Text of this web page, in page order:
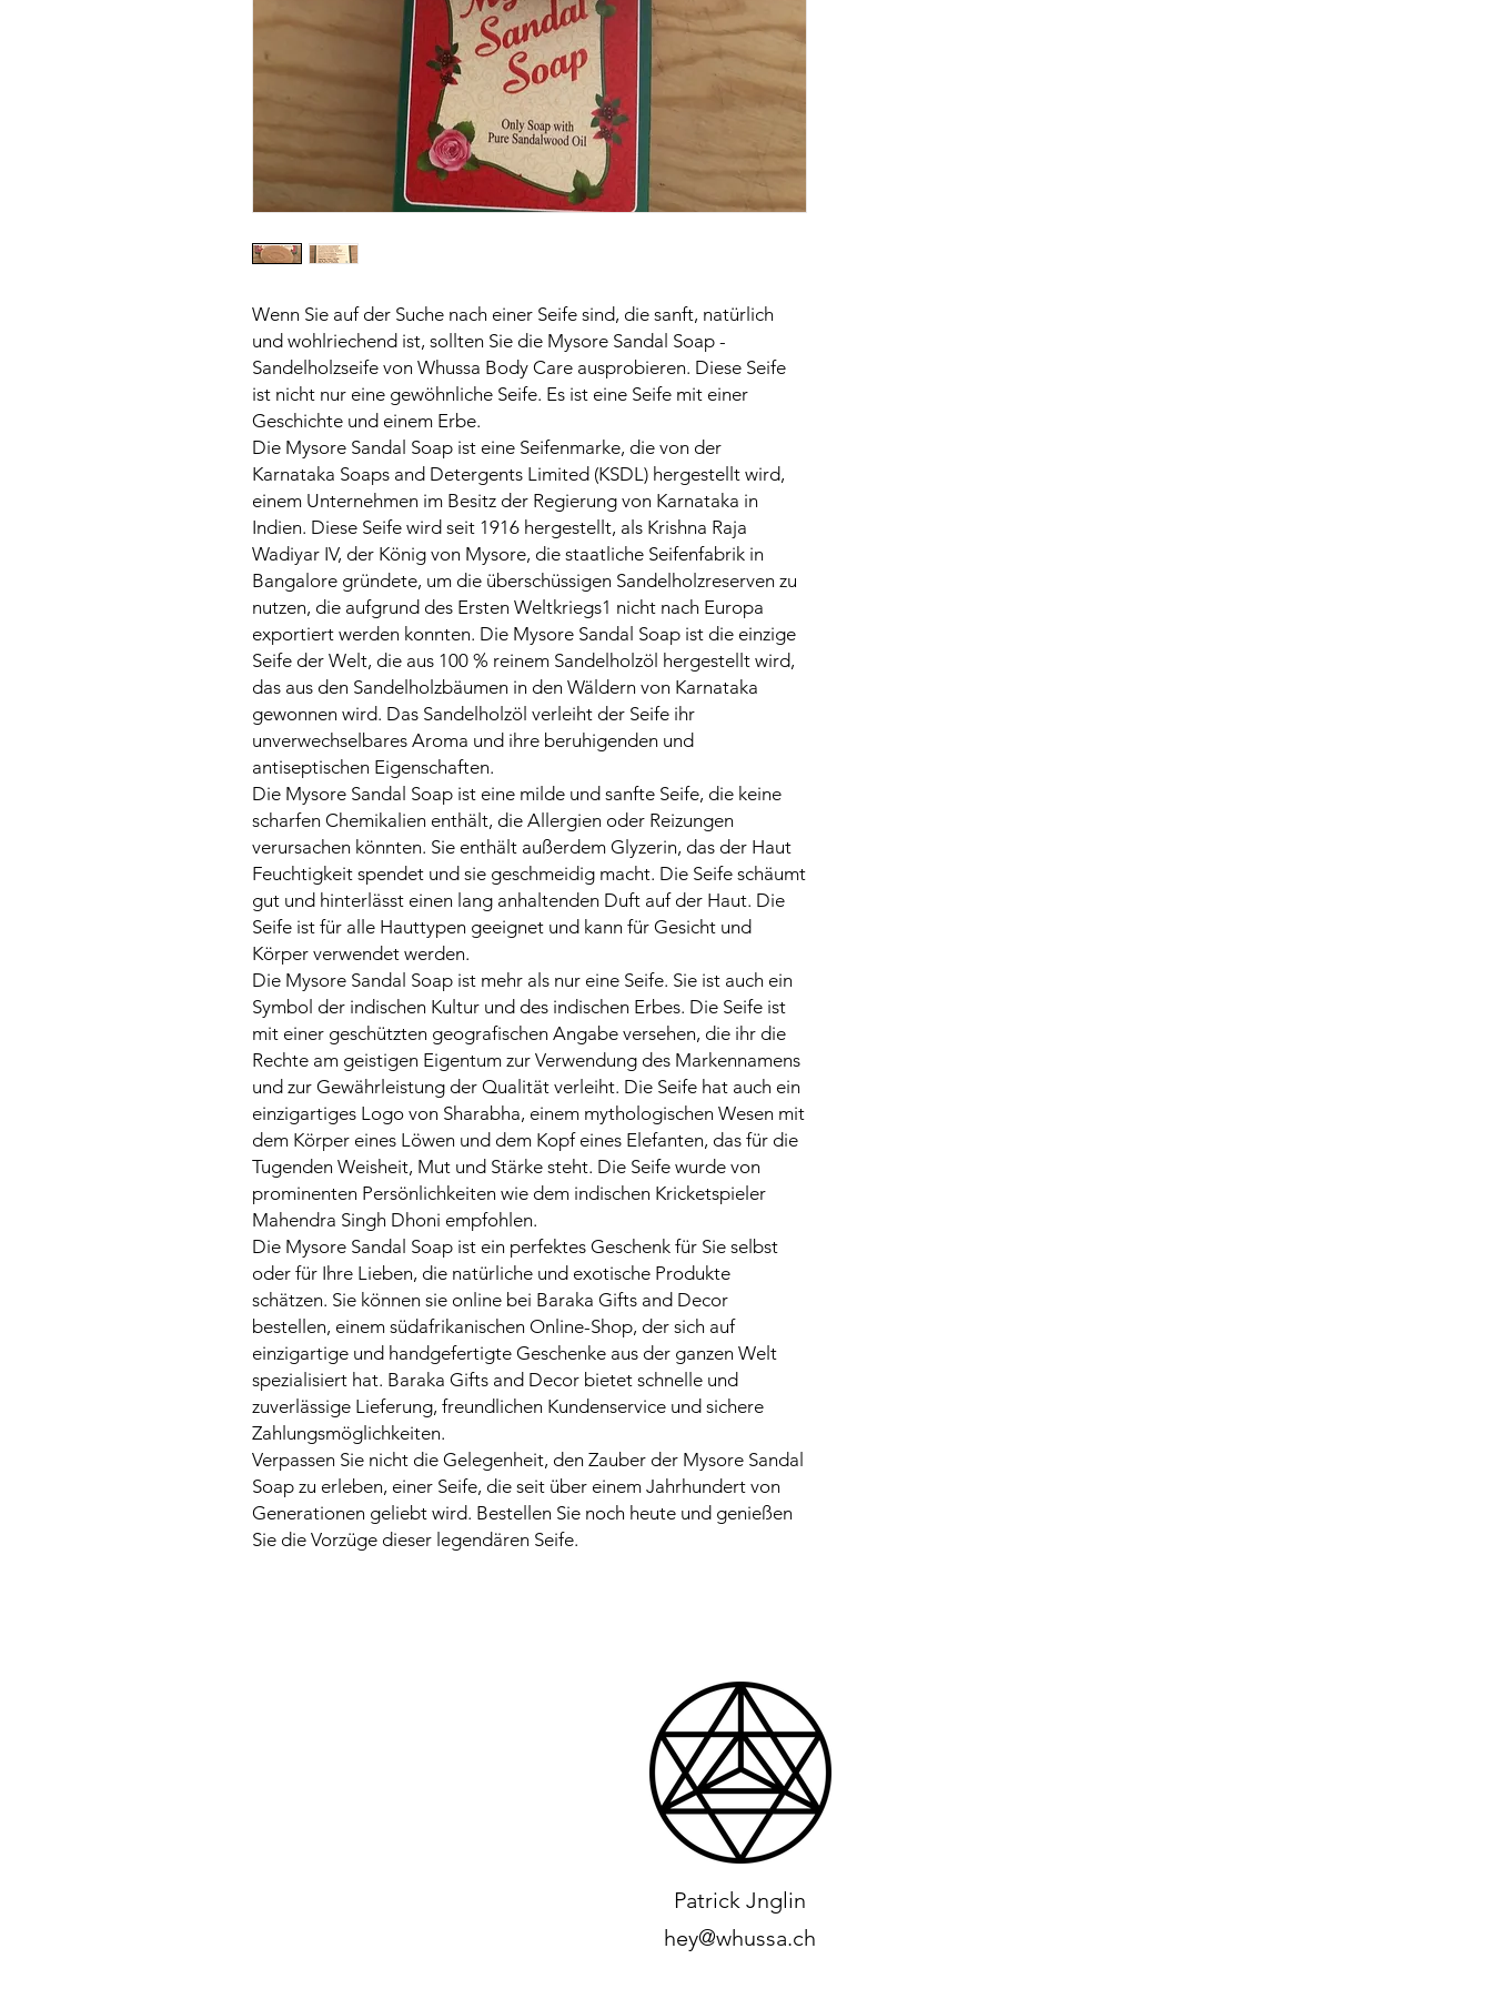
Wenn Sie auf der Suche nach einer Seife sind, die sanft, natürlich
und wohlriechend ist, sollten Sie die Mysore Sandal Soap -
Sandelholzseife von Whussa Body Care ausprobieren. Diese Seife
ist nicht nur eine gewöhnliche Seife. Es ist eine Seife mit einer
Geschichte und einem Erbe.
Die Mysore Sandal Soap ist eine Seifenmarke, die von der
Karnataka Soaps and Detergents Limited (KSDL) hergestellt wird,
einem Unternehmen im Besitz der Regierung von Karnataka in
Indien. Diese Seife wird seit 1916 hergestellt, als Krishna Raja
Wadiyar IV, der König von Mysore, die staatliche Seifenfabrik in
Bangalore gründete, um die überschüssigen Sandelholzreserven zu
nutzen, die aufgrund des Ersten Weltkriegs1 nicht nach Europa
exportiert werden konnten. Die Mysore Sandal Soap ist die einzige
Seife der Welt, die aus 100 % reinem Sandelholzöl hergestellt wird,
das aus den Sandelholzbäumen in den Wäldern von Karnataka
gewonnen wird. Das Sandelholzöl verleiht der Seife ihr
unverwechselbares Aroma und ihre beruhigenden und
antiseptischen Eigenschaften.
Die Mysore Sandal Soap ist eine milde und sanfte Seife, die keine
scharfen Chemikalien enthält, die Allergien oder Reizungen
verursachen könnten. Sie enthält außerdem Glyzerin, das der Haut
Feuchtigkeit spendet und sie geschmeidig macht. Die Seife schäumt
gut und hinterlässt einen lang anhaltenden Duft auf der Haut. Die
Seife ist für alle Hauttypen geeignet und kann für Gesicht und
Körper verwendet werden.
Die Mysore Sandal Soap ist mehr als nur eine Seife. Sie ist auch ein
Symbol der indischen Kultur und des indischen Erbes. Die Seife ist
mit einer geschützten geografischen Angabe versehen, die ihr die
Rechte am geistigen Eigentum zur Verwendung des Markennamens
und zur Gewährleistung der Qualität verleiht. Die Seife hat auch ein
einzigartiges Logo von Sharabha, einem mythologischen Wesen mit
dem Körper eines Löwen und dem Kopf eines Elefanten, das für die
Tugenden Weisheit, Mut und Stärke steht. Die Seife wurde von
prominenten Persönlichkeiten wie dem indischen Kricketspieler
Mahendra Singh Dhoni empfohlen.
Die Mysore Sandal Soap ist ein perfektes Geschenk für Sie selbst
oder für Ihre Lieben, die natürliche und exotische Produkte
schätzen. Sie können sie online bei Baraka Gifts and Decor
bestellen, einem südafrikanischen Online-Shop, der sich auf
einzigartige und handgefertigte Geschenke aus der ganzen Welt
spezialisiert hat. Baraka Gifts and Decor bietet schnelle und
zuverlässige Lieferung, freundlichen Kundenservice und sichere
Zahlungsmöglichkeiten.
Verpassen Sie nicht die Gelegenheit, den Zauber der Mysore Sandal
Soap zu erleben, einer Seife, die seit über einem Jahrhundert von
Generationen geliebt wird. Bestellen Sie noch heute und genießen
Sie die Vorzüge dieser legendären Seife.
Patrick Jnglin
hey@whussa.ch